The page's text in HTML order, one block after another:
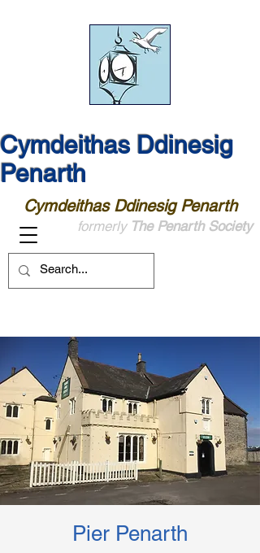
Cymdeithas Ddinesig
Penarth
Cymdeithas Ddinesig Penarth
formerly The Penarth Society
Pier Penarth